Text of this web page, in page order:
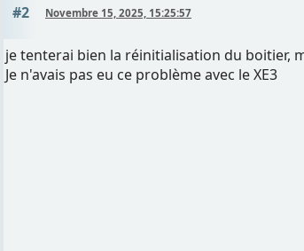
#2 Novembre 15, 2025, 15:25:57
je tenterai bien la réinitialisation du boitier,
Je n'avais pas eu ce problème avec le XE3